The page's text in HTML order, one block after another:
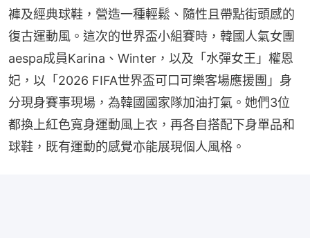
褲及經典球鞋，營造一種輕鬆、隨性且帶點街頭感的
復古運動風。這次的世界盃小組賽時，韓國人氣女團
aespa成員Karina、Winter，以及「水彈女王」權恩
妃，以「2026 FIFA世界盃可口可樂客場應援團」身
分現身賽事現場，為韓國國家隊加油打氣。她們3位
都換上紅色寬身運動風上衣，再各自搭配下身單品和
球鞋，既有運動的感覺亦能展現個人風格。